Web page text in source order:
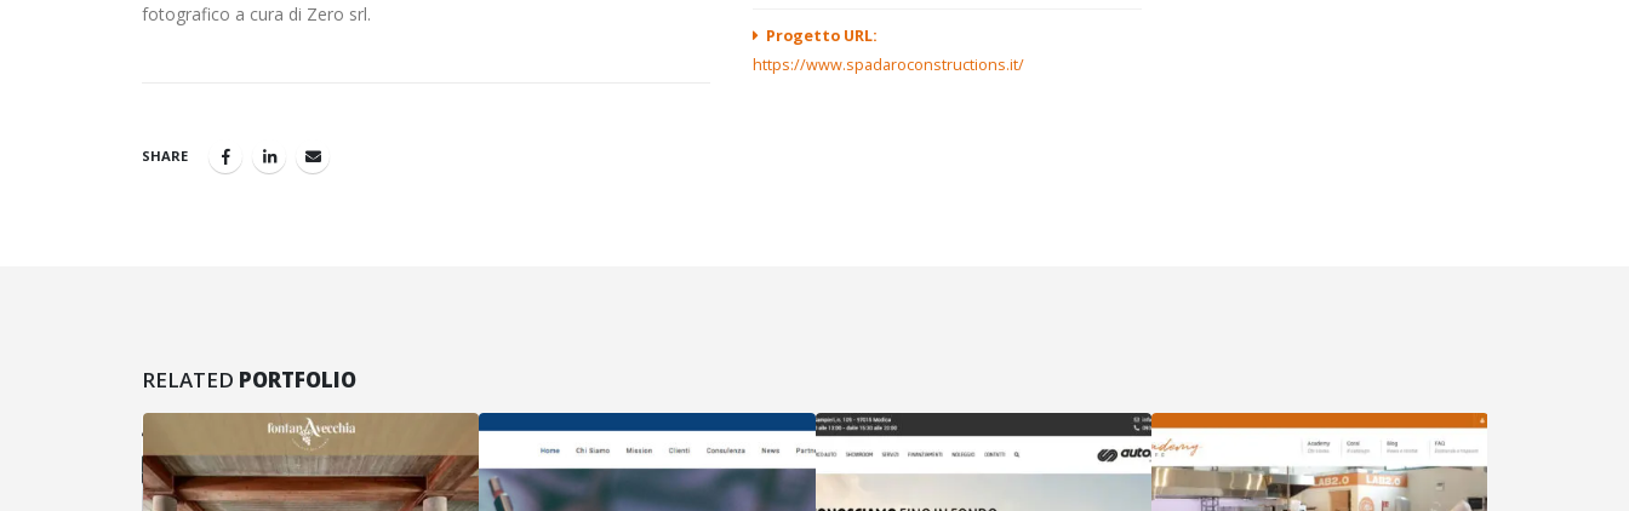
fotografico a cura di Zero srl.
SHARE
Progetto URL:
https://www.spadaroconstructions.it/
RELATED PORTFOLIO